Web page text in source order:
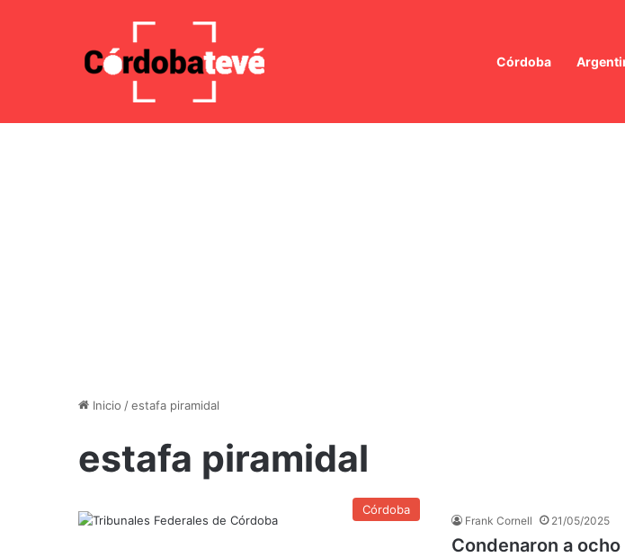
Córdoba
8 agosto 2026, 4:12 AM Noticias de última hora Javier Milei y Abelardo De la Espriella: Un
Inicio /estafa piramidal
estafa piramidal
Córdoba
Frank Cornell 21/05/2025
Condenaron a